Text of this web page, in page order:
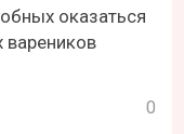
оказаться
0